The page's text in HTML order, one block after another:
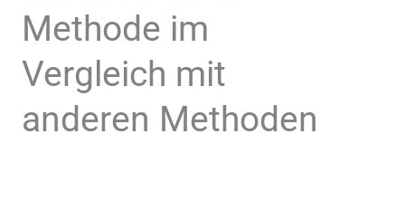
Methode im
Vergleich mit
anderen Methoden